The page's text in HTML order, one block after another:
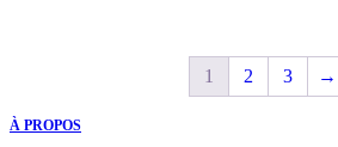
1 2 3 →
À PROPOS